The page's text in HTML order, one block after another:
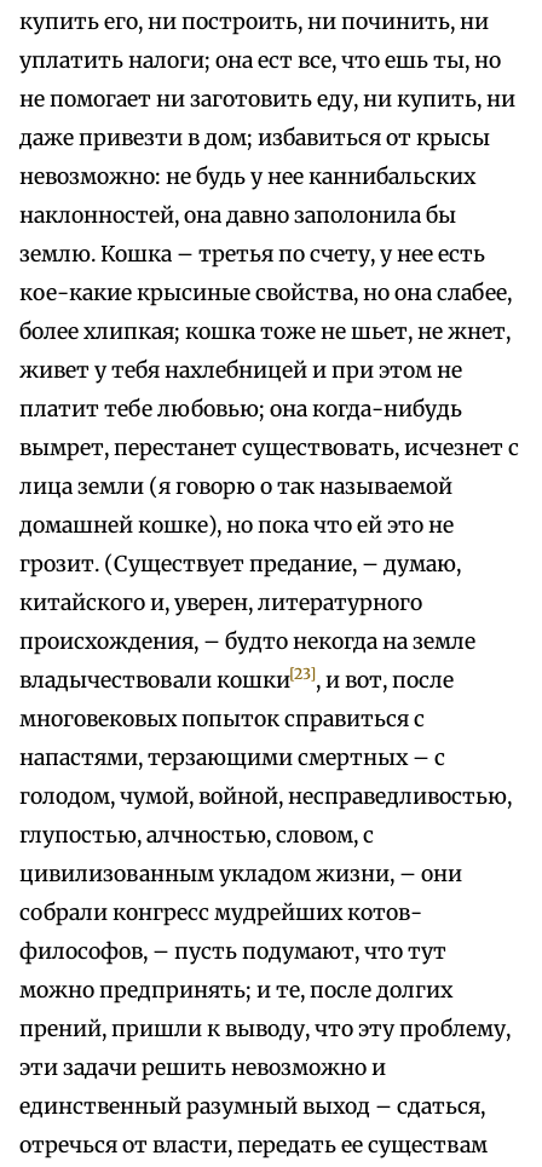
купить его, ни построить, ни починить, ни
уплатить налоги; она ест все, что ешь ты, но
не помогает ни заготовить еду, ни купить, ни
даже привезти в дом; избавиться от крысы
невозможно: не будь у нее каннибальских
наклонностей, она давно заполонила бы
землю. Кошка – третья по счету, у нее есть
кое-какие крысиные свойства, но она слабее,
более хлипкая; кошка тоже не шьет, не жнет,
живет у тебя нахлебницей и при этом не
платит тебе любовью; она когда-нибудь
вымрет, перестанет существовать, исчезнет с
лица земли (я говорю о так называемой
домашней кошке), но пока что ей это не
грозит. (Существует предание, – думаю,
китайского и, уверен, литературного
происхождения, – будто некогда на земле
владычествовали кошки[23], и вот, после
многовековых попыток справиться с
напастями, терзающими смертных – с
голодом, чумой, войной, несправедливостью,
глупостью, алчностью, словом, с
цивилизованным укладом жизни, – они
собрали конгресс мудрейших котов-
философов, – пусть подумают, что тут
можно предпринять; и те, после долгих
прений, пришли к выводу, что эту проблему,
эти задачи решить невозможно и
единственный разумный выход – сдаться,
отречься от власти, передать ее существам